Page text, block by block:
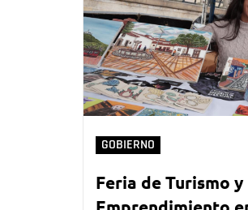
GOBIERNO
Feria de Turismo y